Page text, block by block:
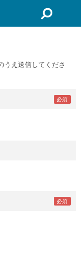
うえ送信してくださ